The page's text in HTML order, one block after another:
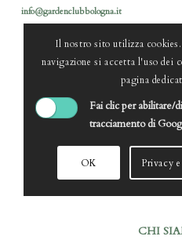
info@gardenclubbologna.it
CHI
Il nostro sito utilizza
navigazione si accetta l'uso dei
pagina
Fai clic per abilitare/
tracciamento di
OK Privacy